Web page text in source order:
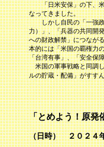
「日米安保」の下、米
なってきました。
しかし自民の「一強政
力）」、「兵器の共同開
への財政解禁」につなが
本的には「米国の覇権力
「台湾有事」、「安全保
米国の軍事戦略と同調し
ルの貯蔵・配備」がすす
「とめよう！原
（日時） ２０２４